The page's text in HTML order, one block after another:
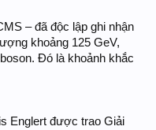
– đã độc lập ghi nhận
khoảng 125 GeV,
Đó là khoảnh khắc
Englert được trao Giải